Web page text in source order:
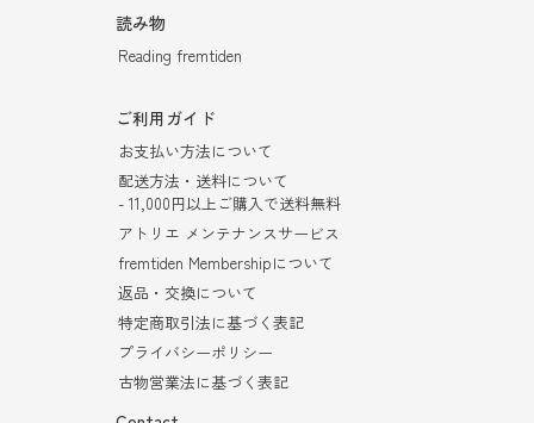
読み物
Reading fremtiden
ご利用ガイド
お支払い方法について
配送方法・送料について
- 11,000円以上ご購入で送料無料
アトリエ メンテナンスサービス
fremtiden Membershipについて
返品・交換について
特定商取引法に基づく表記
プライバシーポリシー
古物営業法に基づく表記